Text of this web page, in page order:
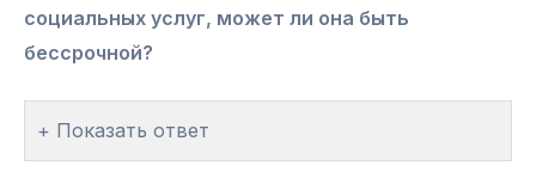
социальных услуг, может ли она быть
бессрочной?
Показать ответ